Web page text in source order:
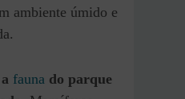
ambiente úmido e
a fauna do parque